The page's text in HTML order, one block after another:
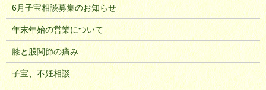
6月子宝相談募集のお知らせ
年末年始の営業について
膝と股関節の痛み
子宝、不妊相談